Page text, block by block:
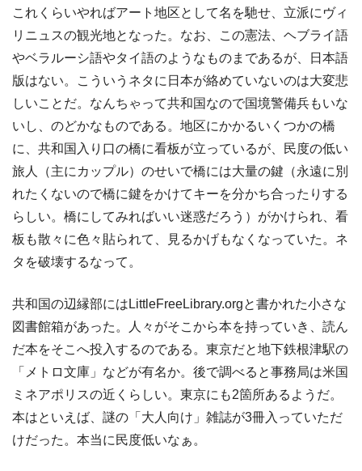
これくらいやればアート地区として名を馳せ、立派にヴィ
リニュスの観光地となった。なお、この憲法、ヘブライ語
やベラルーシ語やタイ語のようなものまであるが、日本語
版はない。こういうネタに日本が絡めていないのは大変悲
しいことだ。なんちゃって共和国なので国境警備兵もいな
いし、のどかなものである。地区にかかるいくつかの橋
に、共和国入り口の橋に看板が立っているが、民度の低い
旅人（主にカップル）のせいで橋には大量の鍵（永遠に別
れたくないので橋に鍵をかけてキーを分かち合ったりする
らしい。橋にしてみればいい迷惑だろう）がかけられ、看
板も散々に色々貼られて、見るかげもなくなっていた。ネ
タを破壊するなって。
共和国の辺縁部にはLittleFreeLibrary.orgと書かれた小さな
図書館箱があった。人々がそこから本を持っていき、読ん
だ本をそこへ投入するのである。東京だと地下鉄根津駅の
「メトロ文庫」などが有名か。後で調べると事務局は米国
ミネアポリスの近くらしい。東京にも2箇所あるようだ。
本はといえば、謎の「大人向け」雑誌が3冊入っていただ
けだった。本当に民度低いなぁ。